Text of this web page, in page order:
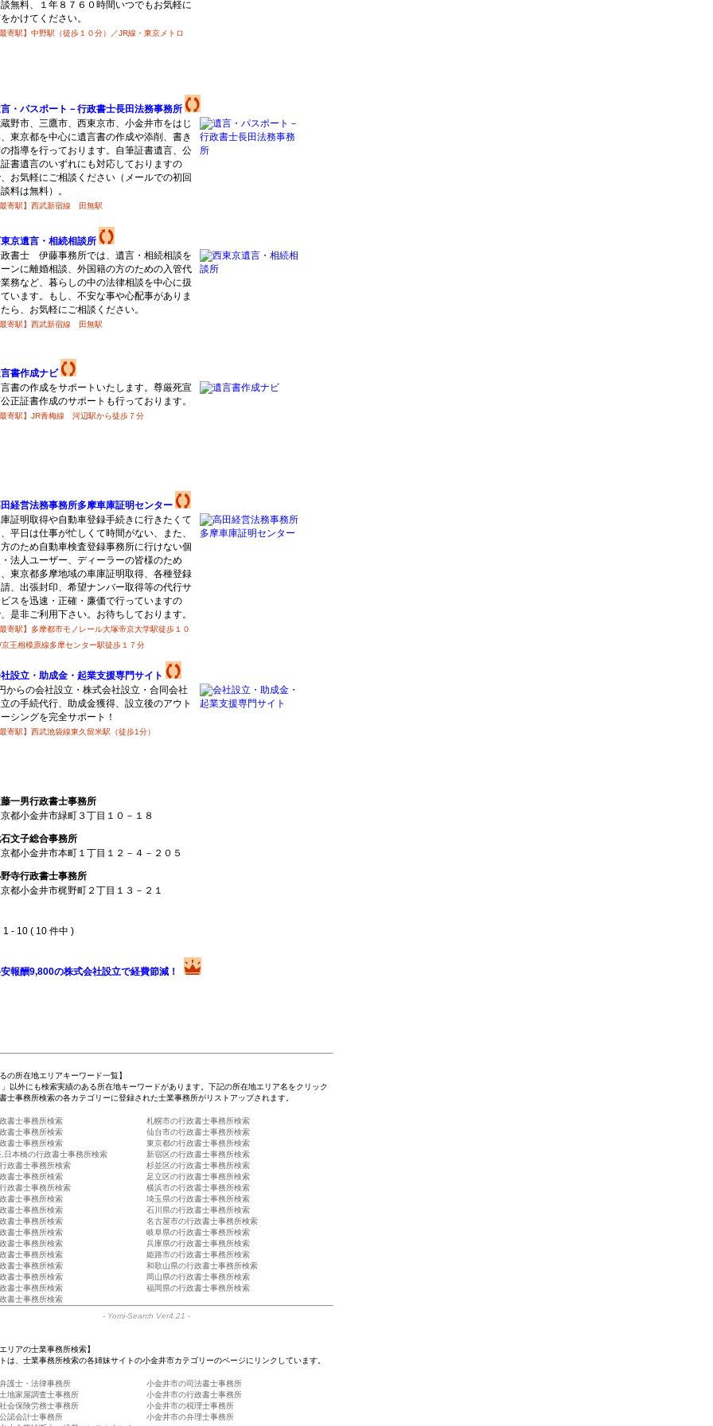
無料、１年８７６０時間いつでもお気軽に
かけてください。
最寄駅】中野駅（徒歩１０分）／JR線・東京メトロ
・パスポート－行政書士長田法務事務所
野市、三鷹市、西東京市、小金井市をはじ
東京都を中心に遺言書の作成や添削、書き
指導を行っております。自筆証書遺言、公
書遺言のいずれにも対応しておりますの
お気軽にご相談ください（メールでの初回
料は無料）。
最寄駅】西武新宿線 田無駅
京遺言・相続相談所
書士 伊藤事務所では、遺言・相続相談を
ーンに離婚相談、外国籍の方のための入管代
務など、暮らしの中の法律相談を中心に扱
います。もし、不安な事や心配事がありま
たら、お気軽にご相談ください。
最寄駅】西武新宿線 田無駅
書作成ナビ
書の作成をサポートいたします。尊厳死宣
正証書作成のサポートも行っております。
最寄駅】JR青梅線 河辺駅から徒歩７分
経営法務事務所多摩車庫証明センター
証明取得や自動車登録手続きに行きたくて
、平日は仕事が忙しくて時間がない、また、
のため自動車検査登録事務所に行けない個
・法人ユーザー、ディーラーの皆様のため
東京都多摩地域の車庫証明取得、各種登録
、出張封印、希望ナンバー取得等の代行サ
スを迅速・正確・廉価で行っていますの
是非ご利用下さい。お待ちしております。
最寄駅】多摩都市モノレール大塚帝京大学駅徒歩１０
京王相模原線多摩センター駅徒歩１７分
設立・助成金・起業支援専門サイト
からの会社設立・株式会社設立・合同会社
の手続代行、助成金獲得、設立後のアウト
シングを完全サポート！
最寄駅】西武池袋線東久留米駅（徒歩1分）
一男行政書士事務所
都小金井市緑町３丁目１０－１８
文子総合事務所
都小金井市本町１丁目１２－４－２０５
寺行政書士事務所
都小金井市梶野町２丁目１３－２１
- 10 ( 10 件中 )
報酬9,800の株式会社設立で経費節減！
の所在地エリアキーワード一覧】
」以外にも検索実績のある所在地キーワードがあります。下記の所在地エリア名をクリック
士事務所検索の各カテゴリーに登録された士業事務所がリストアップされます。
書士事務所検索
札幌市の行政書士事務所検索
書士事務所検索
仙台市の行政書士事務所検索
書士事務所検索
東京都の行政書士事務所検索
日本橋の行政書士事務所検索
新宿区の行政書士事務所検索
政書士事務所検索
杉並区の行政書士事務所検索
書士事務所検索
足立区の行政書士事務所検索
政書士事務所検索
横浜市の行政書士事務所検索
書士事務所検索
埼玉県の行政書士事務所検索
書士事務所検索
石川県の行政書士事務所検索
書士事務所検索
名古屋市の行政書士事務所検索
書士事務所検索
岐阜県の行政書士事務所検索
書士事務所検索
兵庫県の行政書士事務所検索
書士事務所検索
姫路市の行政書士事務所検索
書士事務所検索
和歌山県の行政書士事務所検索
書士事務所検索
岡山県の行政書士事務所検索
書士事務所検索
福岡県の行政書士事務所検索
書士事務所検索
- Yomi-Search Ver4.21 -
リアの士業事務所検索】
は、士業事務所検索の各姉妹サイトの小金井市カテゴリーのページにリンクしています。
護士・法律事務所
小金井市の司法書士事務所
地家屋調査士事務所
小金井市の行政書士事務所
会保険労務士事務所
小金井市の税理士事務所
認会計士事務所
小金井市の弁理士事務所